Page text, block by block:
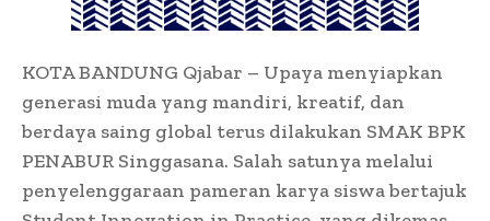
KOTA BANDUNG Qjabar – Upaya menyiapkan
generasi muda yang mandiri, kreatif, dan
berdaya saing global terus dilakukan SMAK BPK
PENABUR Singgasana. Salah satunya melalui
penyelenggaraan pameran karya siswa bertajuk